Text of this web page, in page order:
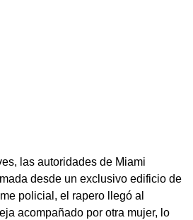
las autoridades de Miami
desde un exclusivo edificio de
policial, el rapero llegó al
acompañado por otra mujer, lo